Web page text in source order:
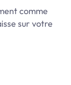
comme
sur votre